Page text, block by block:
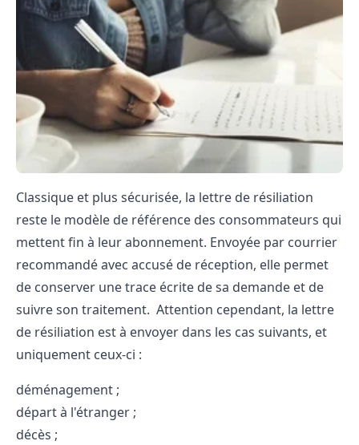
Classique et plus sécurisée, la lettre de résiliation
reste le modèle de référence des consommateurs qui
mettent fin à leur abonnement. Envoyée par courrier
recommandé avec accusé de réception, elle permet
de conserver une trace écrite de sa demande et de
suivre son traitement. Attention cependant, la lettre
de résiliation est à envoyer dans les cas suivants, et
uniquement ceux-ci :
déménagement ;
départ à l'étranger ;
décès ;